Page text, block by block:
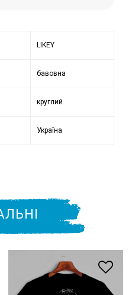
LIKEY
бавовна
круглий
Україна